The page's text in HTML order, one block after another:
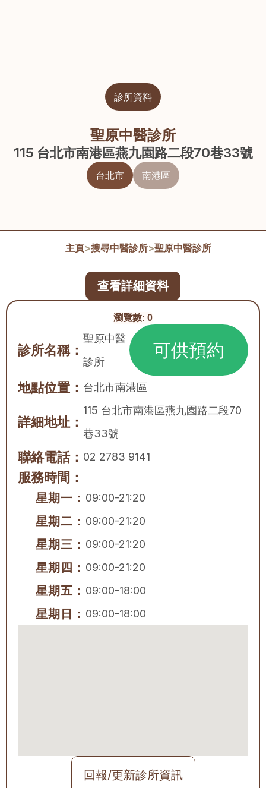
診所資料
聖原中醫診所
115 台北市南港區燕九園路二段70巷33號
台北市 南港區
主頁>搜尋中醫診所>聖原中醫診所
瀏覽數: 0
診所名稱：
聖原中醫
診所
可供預約
地點位置： 台北市南港區
詳細地址：
115 台北市南港區燕九園路二段70
巷33號
聯絡電話： 02 2783 9141
服務時間：
星期一： 09:00-21:20
星期二： 09:00-21:20
星期三： 09:00-21:20
星期四： 09:00-21:20
星期五： 09:00-18:00
星期日： 09:00-18:00
回報/更新診所資訊
查看詳細資料